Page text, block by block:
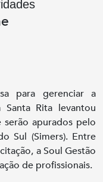
para gerenciar a
Santa Rita levantou
apurados pelo
Sul (Simers). Entre
a Soul Gestão
de profissionais.